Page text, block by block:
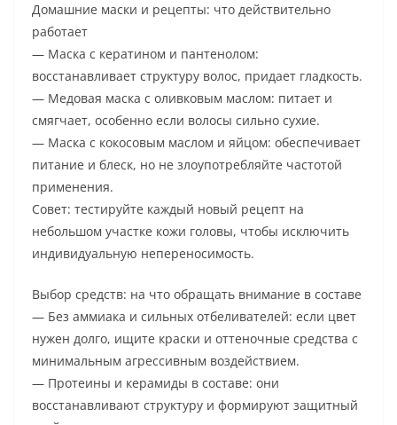
Домашние маски и рецепты: что действительно
работает
— Маска с кератином и пантенолом:
восстанавливает структуру волос, придает гладкость.
— Медовая маска с оливковым маслом: питает и
смягчает, особенно если волосы сильно сухие.
— Маска с кокосовым маслом и яйцом: обеспечивает
питание и блеск, но не злоупотребляйте частотой
применения.
Совет: тестируйте каждый новый рецепт на
небольшом участке кожи головы, чтобы исключить
индивидуальную непереносимость.
Выбор средств: на что обращать внимание в составе
— Без аммиака и сильных отбеливателей: если цвет
нужен долго, ищите краски и оттеночные средства с
минимальным агрессивным воздействием.
— Протеины и керамиды в составе: они
восстанавливают структуру и формируют защитный